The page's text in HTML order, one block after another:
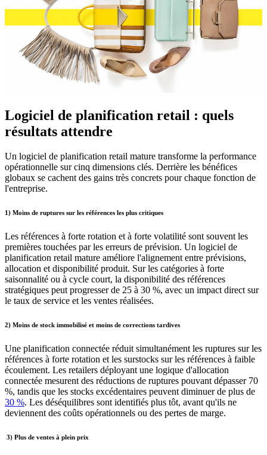
Logiciel de planification retail : quels
résultats attendre
Un logiciel de planification retail mature transforme la performance
opérationnelle sur cinq dimensions clés. Derrière les bénéfices
globaux se cachent des gains très concrets pour chaque fonction de
l'entreprise.
1) Moins de ruptures sur les références les plus critiques
Les références à forte rotation et à forte volatilité sont souvent les
premières touchées par les erreurs de prévision. Un logiciel de
planification retail mature améliore l'alignement entre prévisions,
allocation et disponibilité produit. Sur les catégories à forte
saisonnalité ou à cycle court, la disponibilité des références
stratégiques peut progresser de 25 à 30 %, avec un impact direct sur
le taux de service et les ventes réalisées.
2) Moins de stock immobilisé et moins de corrections tardives
Une planification connectée réduit simultanément les ruptures sur les
références à forte rotation et les surstocks sur les références à faible
écoulement. Les retailers déployant une logique d'allocation
connectée mesurent des réductions de ruptures pouvant dépasser 70
%, tandis que les stocks excédentaires peuvent diminuer de plus de
30 %. Les déséquilibres sont identifiés plus tôt, avant qu'ils ne
deviennent des coûts opérationnels ou des pertes de marge.
3) Plus de ventes à plein prix